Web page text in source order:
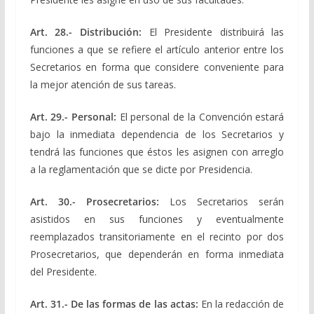
Art. 28.- Distribución: El Presidente distribuirá las
funciones a que se refiere el artículo anterior entre los
Secretarios en forma que considere conveniente para
la mejor atención de sus tareas.
Art. 29.- Personal: El personal de la Convención estará
bajo la inmediata dependencia de los Secretarios y
tendrá las funciones que éstos les asignen con arreglo
a la reglamentación que se dicte por Presidencia.
Art. 30.- Prosecretarios: Los Secretarios serán
asistidos en sus funciones y eventualmente
reemplazados transitoriamente en el recinto por dos
Prosecretarios, que dependerán en forma inmediata
del Presidente.
Art. 31.- De las formas de las actas: En la redacción de